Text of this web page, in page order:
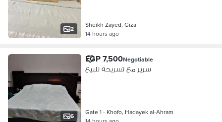
2
Sheikh Zayed, Giza
14 hours ago
6
EGP 7,500Negotiable
سرير مع تسريحه للبيع
Gate 1 - Khofo, Hadayek al-Ahram